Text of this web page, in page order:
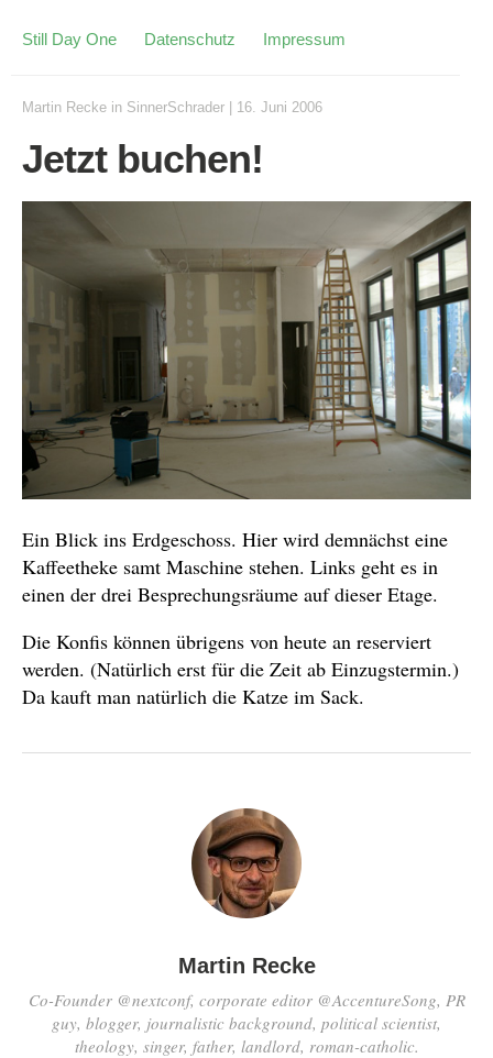
Still Day One Datenschutz Impressum
Martin Recke in SinnerSchrader 16. Juni 2006
Jetzt buchen!
Ein Blick ins Erdgeschoss. Hier wird demnächst eine
Kaffeetheke samt Maschine stehen. Links geht es in
einen der drei Besprechungsräume auf dieser Etage.
Die Konfis können übrigens von heute an reserviert
werden. (Natürlich erst für die Zeit ab Einzugstermin.)
Da kauft man natürlich die Katze im Sack.
Martin Recke
Co-Founder @nextconf, corporate editor @AccentureSong, PR
guy, blogger, journalistic background, political scientist,
theology, singer, father, landlord, roman-catholic.